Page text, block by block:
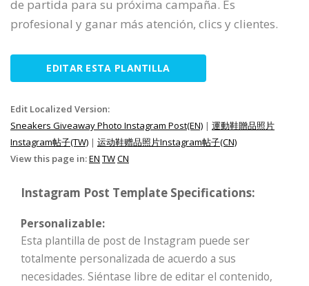
de partida para su próxima campaña. Es
profesional y ganar más atención, clics y clientes.
EDITAR ESTA PLANTILLA
Edit Localized Version:
Sneakers Giveaway Photo Instagram Post(EN) | 運動鞋贈品照片
Instagram帖子(TW) | 运动鞋赠品照片Instagram帖子(CN)
View this page in:EN TWCN
Instagram Post Template Specifications:
Personalizable:
Esta plantilla de post de Instagram puede ser
totalmente personalizada de acuerdo a sus
necesidades. Siéntase libre de editar el contenido,